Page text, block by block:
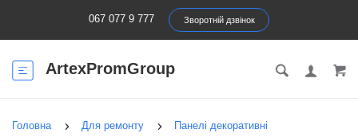
067 077 9 777 Зворотній дзвінок
ArtexPromGroup
Головна Для ремонту
Панелі декоративні